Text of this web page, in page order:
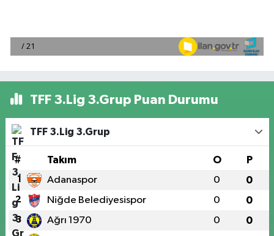
TFF 3.Lig 3.Grup Puan Durumu
TFF 3.Lig 3.Grup
# Takım O P
1 Adanaspor 0 0
2 Niğde Belediyesispor 0 0
3 Ağrı 1970 0 0